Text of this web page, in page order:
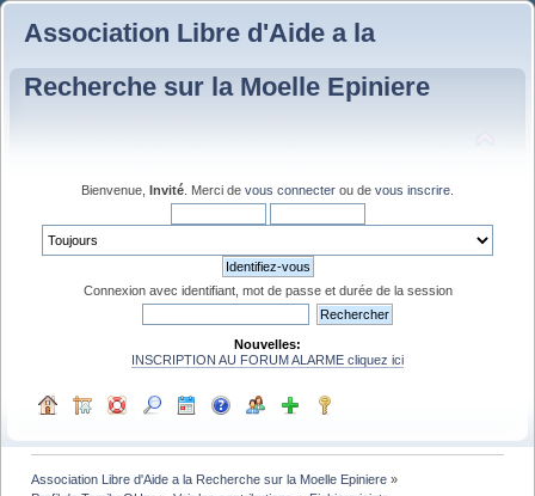
Association Libre d'Aide a la
Recherche sur la Moelle Epiniere
Bienvenue, Invité . Merci de vous connecter ou de vous inscrire
Connexion avec identifiant, mot de passe et durée de la session
Nouvelles:
INSCRIPTION AU FORUM ALARME cliquez ici
Association Libre d'Aide a la Recherche sur la Moelle Epiniere »